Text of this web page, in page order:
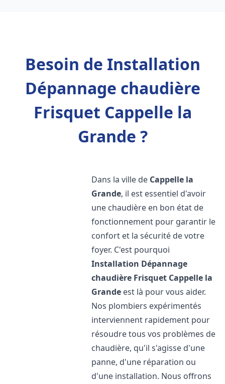
Besoin de Installation
Dépannage chaudière
Frisquet Cappelle la
Grande ?
Dans la ville de Cappelle la
Grande, il est essentiel d'avoir
une chaudière en bon état de
fonctionnement pour garantir le
confort et la sécurité de votre
foyer. C'est pourquoi
Installation Dépannage
chaudière Frisquet Cappelle la
Grande est là pour vous aider.
Nos plombiers expérimentés
interviennent rapidement pour
résoudre tous vos problèmes de
chaudière, qu'il s'agisse d'une
panne, d'une réparation ou
d'une installation. Nous offrons